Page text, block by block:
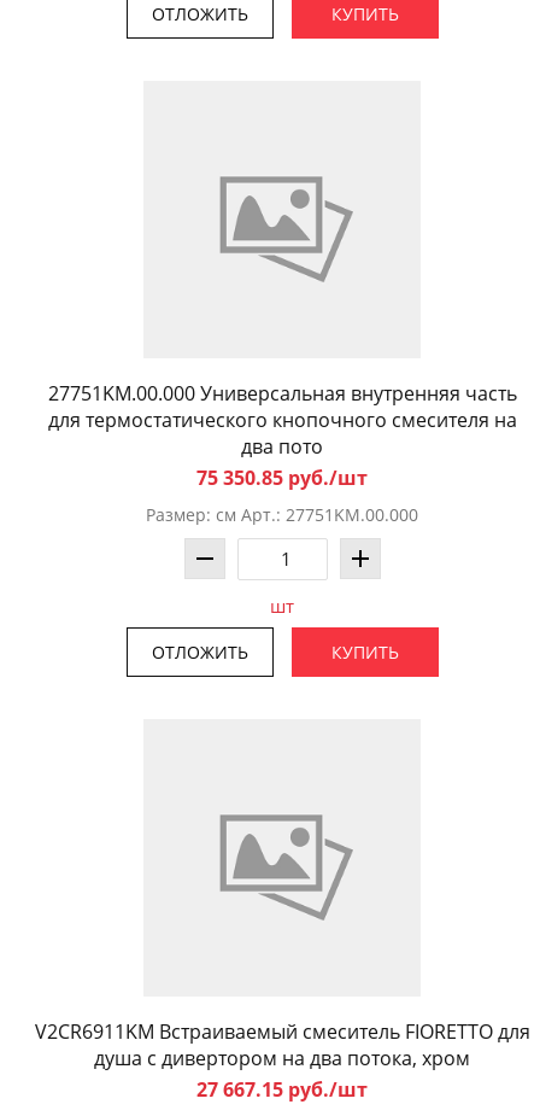
ОТЛОЖИТЬ КУПИТЬ
27751KM.00.000 Универсальная внутренняя часть
для термостатического кнопочного смесителя на
два пото
75 350.85 руб./шт
Размер: см Арт.: 27751KM.00.000
шт
ОТЛОЖИТЬ КУПИТЬ
V2CR6911KM Встраиваемый смеситель FIORETTO для
душа с дивертором на два потока, хром
27 667.15 руб./шт